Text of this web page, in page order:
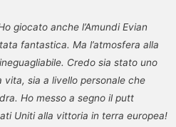
giocato anche l’Amundi Evian
fantastica. Ma l’atmosfera alla
Credo sia stato uno
vita, sia a livello personale che
Ho messo a segno il putt
Uniti alla vittoria in terra europea!